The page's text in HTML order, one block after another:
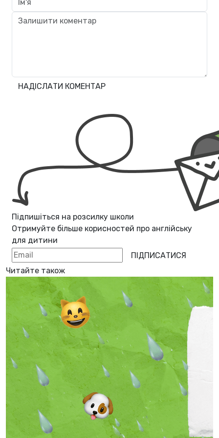
НАДІСЛАТИ КОМЕНТАР
Підпишіться на розсилку школи
Отримуйте більше корисностей про англійську
для дитини
ПІДПИСАТИСЯ
Читайте також